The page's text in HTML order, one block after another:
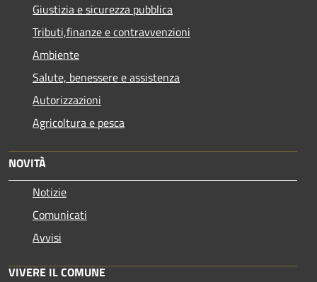
Giustizia e sicurezza pubblica
Tributi,finanze e contravvenzioni
Ambiente
Salute, benessere e assistenza
Autorizzazioni
Agricoltura e pesca
NOVITÀ
Notizie
Comunicati
Avvisi
VIVERE IL COMUNE